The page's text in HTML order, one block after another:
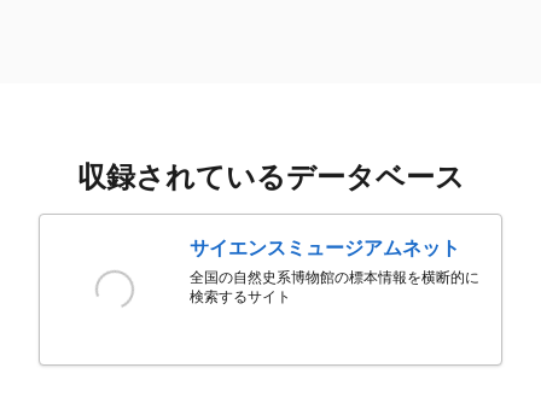
収録されているデータベース
サイエンスミュージアムネット
全国の自然史系博物館の標本情報を横断的に
検索するサイト